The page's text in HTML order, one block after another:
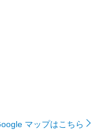
マップはこちら